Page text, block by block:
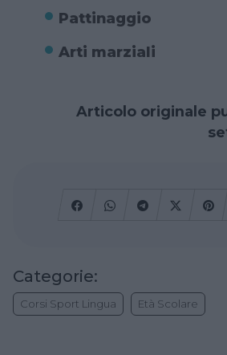
Pattinaggio
Arti marziali
Articolo originale
Categorie:
Corsi Sport Lingua Età Scolare